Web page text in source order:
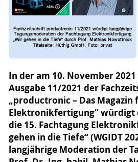
In der am 10. November
Ausgabe 11/2021 der
„productronic – Das Magazin
Elektronikfertigung“ würdigt
die 15. Fachtagung
gehen in die Tiefe“ (WGIDT
langjährige Moderation der